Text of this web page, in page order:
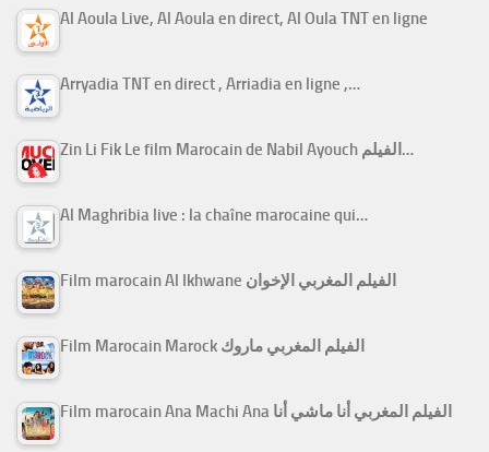
Al Aoula Live, Al Aoula en direct, Al Oula TNT en ligne
Arryadia TNT en direct , Arriadia en ligne ,…
Zin Li Fik Le film Marocain de Nabil Ayouch الفيلم…
Al Maghribia live : la chaîne marocaine qui…
Film marocain Al Ikhwane الفيلم المغربي الإخوان
Film Marocain Marock الفيلم المغربي ماروك
Film marocain Ana Machi Ana الفيلم المغربي أنا ماشي أنا